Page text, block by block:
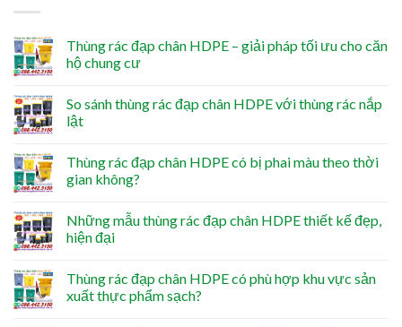
Thùng rác đạp chân HDPE – giải pháp tối ưu cho căn
hộ chung cư
So sánh thùng rác đạp chân HDPE với thùng rác nắp
lật
Thùng rác đạp chân HDPE có bị phai màu theo thời
gian không?
Những mẫu thùng rác đạp chân HDPE thiết kế đẹp,
hiện đại
Thùng rác đạp chân HDPE có phù hợp khu vực sản
xuất thực phẩm sạch?